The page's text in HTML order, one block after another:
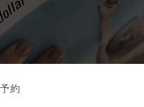
約